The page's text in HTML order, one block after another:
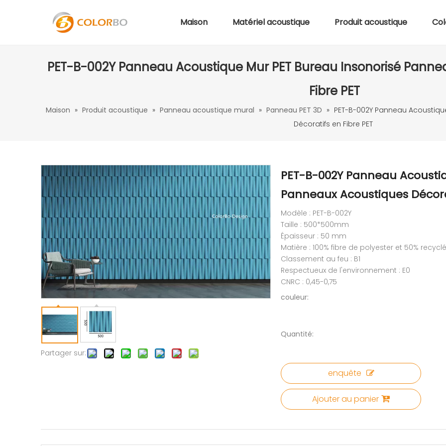
Maison Matériel acoustique Produit acoustique
PET-B-002Y Panneau Acoustique Mur PET Bureau Insonorisé
Fibre PET
Maison » Produit acoustique » Panneau acoustique mural » Panneau PET 3D » PET-B-002Y Panneau
Décoratifs en Fibre PET
Partager sur:
PET-B-002Y Panneau
Panneaux Acoustiques
Modèle : PET-B-002Y
Taille : 500*500mm
Épaisseur : 50 mm
Matière : 100% fibre de polyester et 50% recyclé
Classement au feu : B1
Respectueux de l'environnement : E0
CNRC : 0,45-0,75
couleur:
Quantité:
enquête
Ajouter au panier